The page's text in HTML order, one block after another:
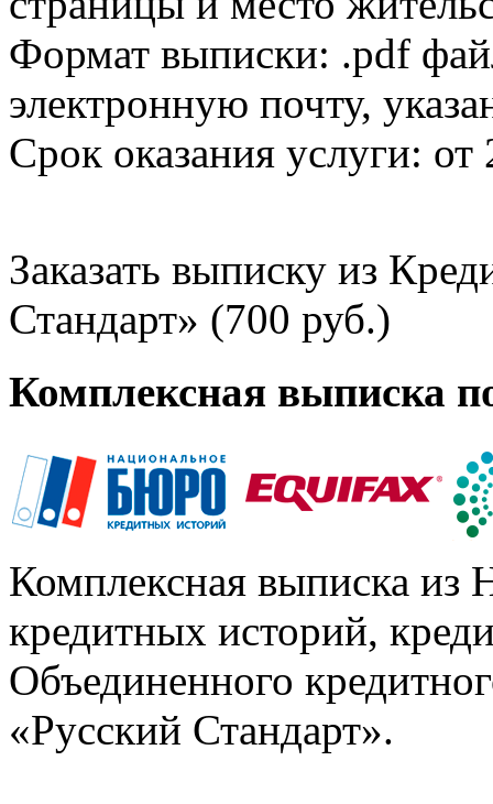
Формат выписки: .pdf
электронную почту,
Срок оказания услуги: от
Заказать выписку из
Стандарт» (700 руб.)
Комплексная выписка
Комплексная выписка из
кредитных историй,
Объединенного
«Русский Стандарт».